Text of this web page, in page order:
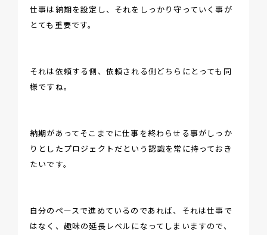
仕事は納期を設定し、それをしっかり守っていく事が
とても重要です。
それは依頼する側、依頼される側どちらにとっても同
様ですね。
納期があってそこまでに仕事を終わらせる事がしっか
りとしたプロジェクトだという認識を常に持っておき
たいです。
自分のペースで進めているのであれば、それは仕事で
はなく、趣味の延長レベルになってしまいますので、